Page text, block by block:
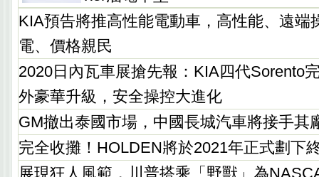
KIA預告將推高性能電動車，高性能、遠端
電、價格親民
2020日內瓦車展搶先報：KIA四代Sorento
外豪華升級，安全操控大進化
GM撤出泰國市場，中國長城汽車將接手其
完全收攤！HOLDEN將於2021年正式劃下
展現狂人風範，川普搭乘「野獸」為